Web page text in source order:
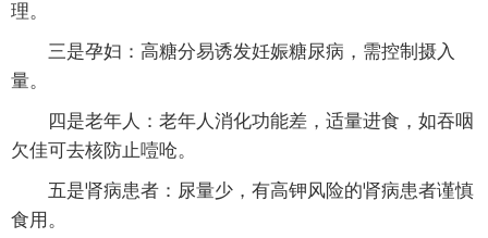
理。
三是孕妇：高糖分易诱发妊娠糖尿病，需控制摄入
量。
四是老年人：老年人消化功能差，适量进食，如吞咽
欠佳可去核防止噎呛。
五是肾病患者：尿量少，有高钾风险的肾病患者谨慎
食用。